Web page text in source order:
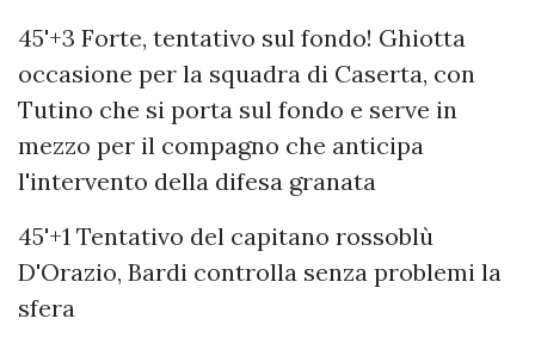
45'+3 Forte, tentativo sul fondo! Ghiotta
occasione per la squadra di Caserta, con
Tutino che si porta sul fondo e serve in
mezzo per il compagno che anticipa
l'intervento della difesa granata
45'+1 Tentativo del capitano rossoblù
D'Orazio, Bardi controlla senza problemi la
sfera